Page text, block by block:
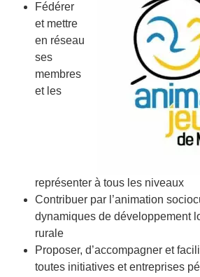
Fédérer
et mettre
en réseau
ses
membres
et les
représenter à tous les niveaux
Contribuer par l’animation
dynamiques de développement
rurale
Proposer, d’accompagner et
toutes initiatives et entreprises